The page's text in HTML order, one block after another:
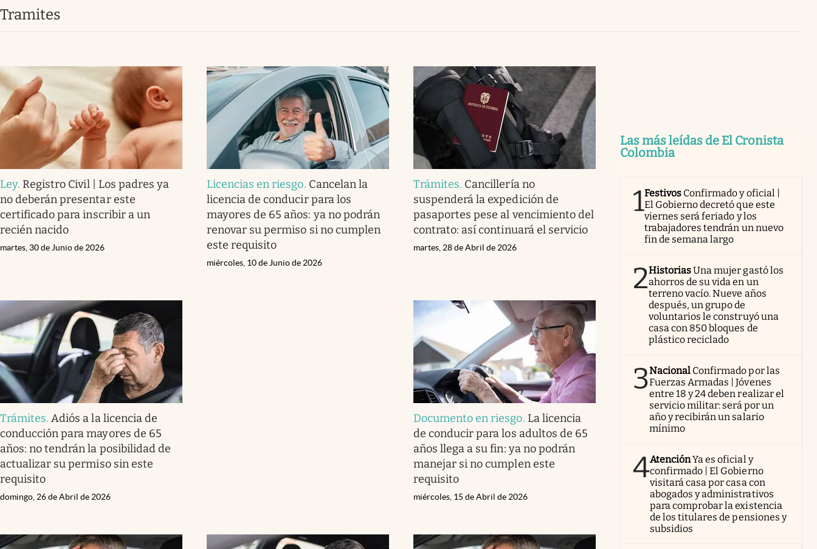
tramites
Ley. Registro Civil | Los padres ya
no deberán presentar este
certificado para inscribir a un
recién nacido
martes, 30 de Junio de 2026
Licencias en riesgo. Cancelan la
licencia de conducir para los
mayores de 65 años: ya no podrán
renovar su permiso si no cumplen
este requisito
miércoles, 10 de Junio de 2026
Trámites. Cancillería no
suspenderá la expedición de
pasaportes pese al vencimiento del
contrato: así continuará el servicio
martes, 28 de Abril de 2026
Trámites.Adiós a la licencia de
conducción para mayores de 65
años: no tendrán la posibilidad de
actualizar su permiso sin este
requisito
domingo, 26 de Abril de 2026
Documento en riesgo. La licencia
de conducir para los adultos de 65
años llega a su fin: ya no podrán
manejar si no cumplen este
requisito
miércoles, 15 de Abril de 2026
Las más leídas de El Cronista
Colombia
1Festivos Confirmado y oficial |
El Gobierno decretó que este
viernes será feriado y los
trabajadores tendrán un nuevo
fin de semana largo
2HistoriasUna mujer gastó los
ahorros de su vida en un
terreno vacío. Nueve años
después, un grupo de
voluntarios le construyó una
casa con 850 bloques de
plástico reciclado
3Nacional Confirmado por las
Fuerzas Armadas | Jóvenes
entre 18 y 24 deben realizar el
servicio militar: será por un
año y recibirán un salario
mínimo
4AtenciónYa es oficial y
confirmado | El Gobierno
visitará casa por casa con
abogados y administrativos
para comprobar la existencia
de los titulares de pensiones y
subsidios